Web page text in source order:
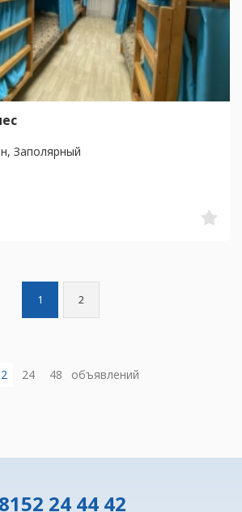
Заполярный
1 2
24 48 объявлений
24 44 42